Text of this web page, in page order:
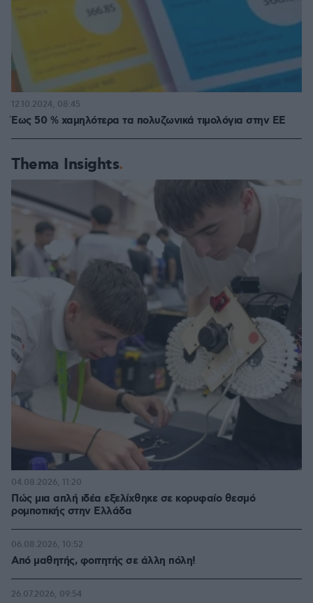
Έως 50 % χαμηλότερα τα πολυζωνικά τιμολόγια στην ΕΕ
12.10.2024, 08:45
Thema Insights
Πώς μια απλή ιδέα εξελίχθηκε σε κορυφαίο θεσμό
ρομποτικής στην Ελλάδα
04.08.2026, 11:20
Από μαθητής, φοιτητής σε άλλη πόλη!
06.08.2026, 10:52
26.07.2026, 09:54